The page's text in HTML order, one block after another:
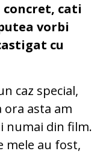
cati
vorbi
cu
caz special,
ora asta am
numai din film.
mele au fost,